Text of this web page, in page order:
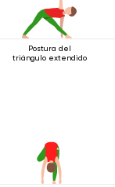
Postura del
triángulo extendido